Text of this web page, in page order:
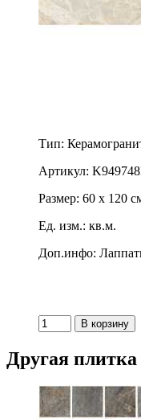
Тип:
Артикул:
Размер: 60 x 120
Ед. изм.: кв.м.
Доп.инфо:
Другая